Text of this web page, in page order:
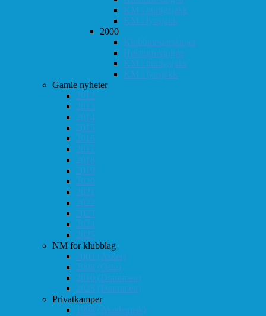
KM i hurtigsjakk
KM i lynsjakk
2000
Klubbmesterskapet
Høstturneringen
KM i hurtigsjakk
KM i lynsjakk
Gamle nyheter
2012
2013
2014
2015
2016
2017
2018
2019
2020
2021
2022
2023
2024
2025
NM for klubblag
2003 (Asker)
2008 (Oslo)
2010 (Drammen)
2025 (Drammen)
Privatkamper
1998 (Akademisk)